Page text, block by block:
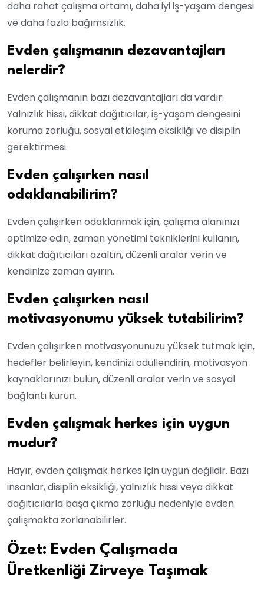
daha rahat çalışma ortamı, daha iyi iş-yaşam dengesi
ve daha fazla bağımsızlık.
Evden çalışmanın dezavantajları
nelerdir?
Evden çalışmanın bazı dezavantajları da vardır:
Yalnızlık hissi, dikkat dağıtıcılar, iş-yaşam dengesini
koruma zorluğu, sosyal etkileşim eksikliği ve disiplin
gerektirmesi.
Evden çalışırken nasıl
odaklanabilirim?
Evden çalışırken odaklanmak için, çalışma alanınızı
optimize edin, zaman yönetimi tekniklerini kullanın,
dikkat dağıtıcıları azaltın, düzenli aralar verin ve
kendinize zaman ayırın.
Evden çalışırken nasıl
motivasyonumu yüksek tutabilirim?
Evden çalışırken motivasyonunuzu yüksek tutmak için,
hedefler belirleyin, kendinizi ödüllendirin, motivasyon
kaynaklarınızı bulun, düzenli aralar verin ve sosyal
bağlantı kurun.
Evden çalışmak herkes için uygun
mudur?
Hayır, evden çalışmak herkes için uygun değildir. Bazı
insanlar, disiplin eksikliği, yalnızlık hissi veya dikkat
dağıtıcılarla başa çıkma zorluğu nedeniyle evden
çalışmakta zorlanabilirler.
Özet: Evden Çalışmada
Üretkenliği Zirveye Taşımak